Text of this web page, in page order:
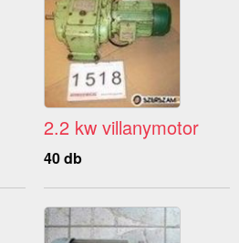
2.2 kw villanymotor
40 db